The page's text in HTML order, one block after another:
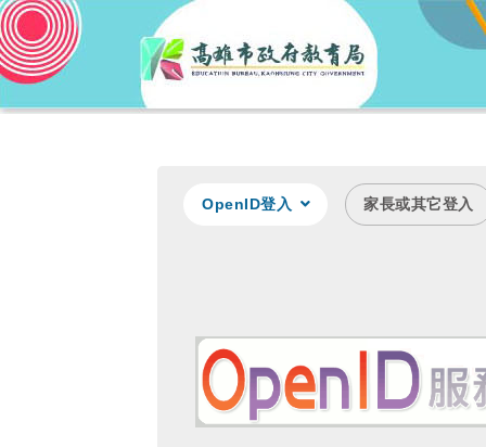
OpenID登入 家長或其它登入